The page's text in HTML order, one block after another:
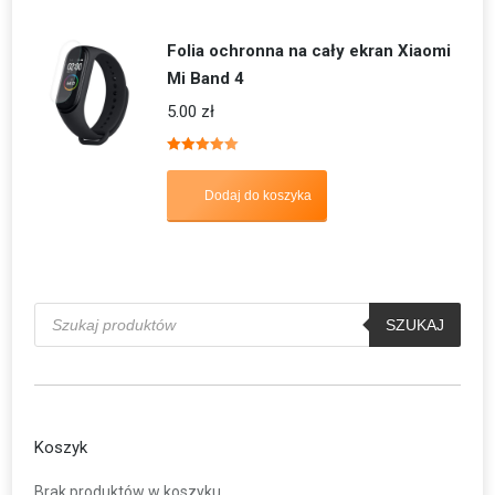
Folia ochronna na cały ekran Xiaomi
Mi Band 4
5.00 zł
Dodaj do koszyka
Wyszukiwarka
produktów
SZUKAJ
Koszyk